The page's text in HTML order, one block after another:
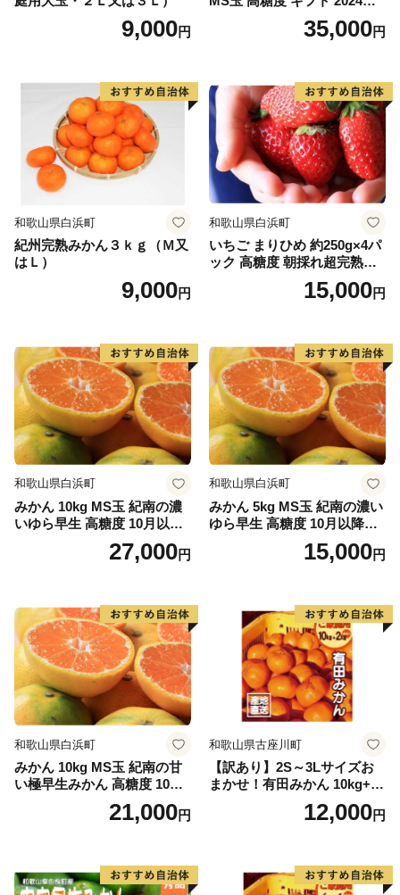
9,000円 35,000円
和歌山県白浜町
紀州完熟みかん３ｋｇ（Ｍ又
はＬ）
9,000円
和歌山県白浜町
いちご まりひめ 約250g×4パ
ック 高糖度 朝採れ超完熟ま
りひめ 1月以降発送分15,000円
和歌山県白浜町
みかん 10kg MS玉 紀南の濃
いゆら早生 高糖度 10月以降
発送 マルチ被覆栽培27,000円
和歌山県白浜町
みかん 5kg MS玉 紀南の濃い
ゆら早生 高糖度 10月以降発
送 マルチ被覆栽培15,000円
和歌山県白浜町
みかん 10kg MS玉 紀南の甘
い極早生みかん 高糖度 10月
以降発送 マルチ被覆栽培
21,000円
和歌山県古座川町
【訳あり】2S～3Lサイズお
まかせ！有田みかん 10kg+2k
g保証分 11月から12月下旬ま
でに順次発送致します。 / 訳
ん 和歌山 ご家庭用
12,000円